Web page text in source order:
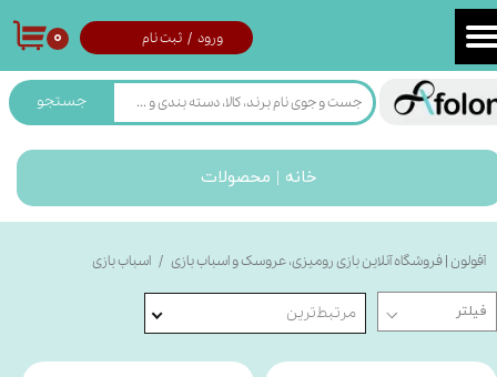
جستجو
ورود / ثبت نام
حساب کاربری من
تغییر گذر واژه
سفارشات
خروج از حساب کاربری
۰
خانه | محصولات
آفولون | فروشگاه آنلاین بازی رومیزی، عروسک و اسباب بازی اسباب بازی
مرتبط‌ترین